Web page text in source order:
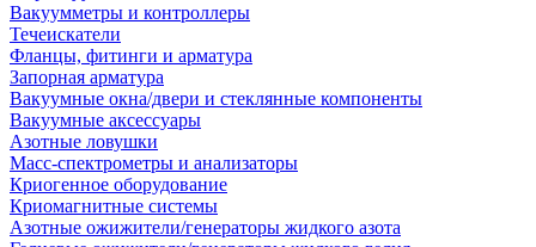
Вакуумметры и контроллеры
Течеискатели
Фланцы, фитинги и арматура
Запорная арматура
Вакуумные окна/двери и стеклянные компоненты
Вакуумные аксессуары
Азотные ловушки
Масс-спектрометры и анализаторы
Криогенное оборудование
Криомагнитные системы
Азотные ожижители/генераторы жидкого азота